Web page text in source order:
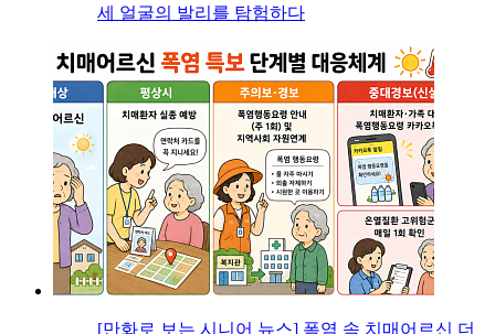
세 얼굴의 발리를 탐험하다
[만화로 보는 시니어 뉴스] 폭염 속 치매어르신 더